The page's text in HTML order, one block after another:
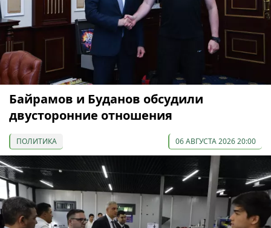
Байрамов и Буданов обсудили
двусторонние отношения
ПОЛИТИКА 06 АВГУСТА 2026 20:00